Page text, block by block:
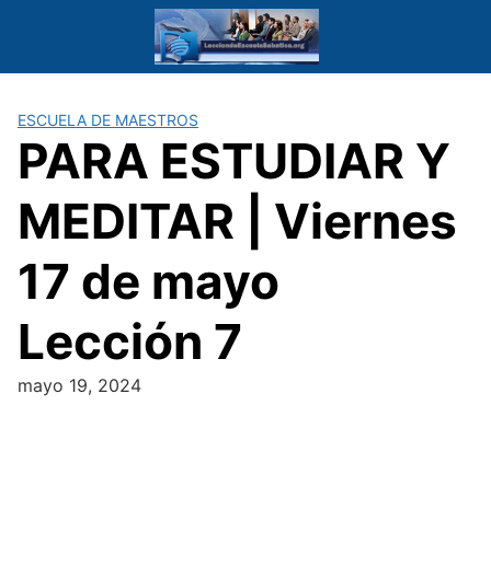
ESCUELA DE MAESTROS
PARA ESTUDIAR Y
MEDITAR | Viernes
17 de mayo
Lección 7
mayo 19, 2024